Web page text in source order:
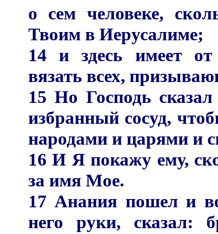
о сем человеке,
Твоим в Иерусалиме;
14 и здесь имеет от
вязать всех,
15 Но Господь
избранный сосуд,
народами и царями и
16 И Я покажу ему,
за имя Мое.
17 Анания пошел и
него руки, сказал: